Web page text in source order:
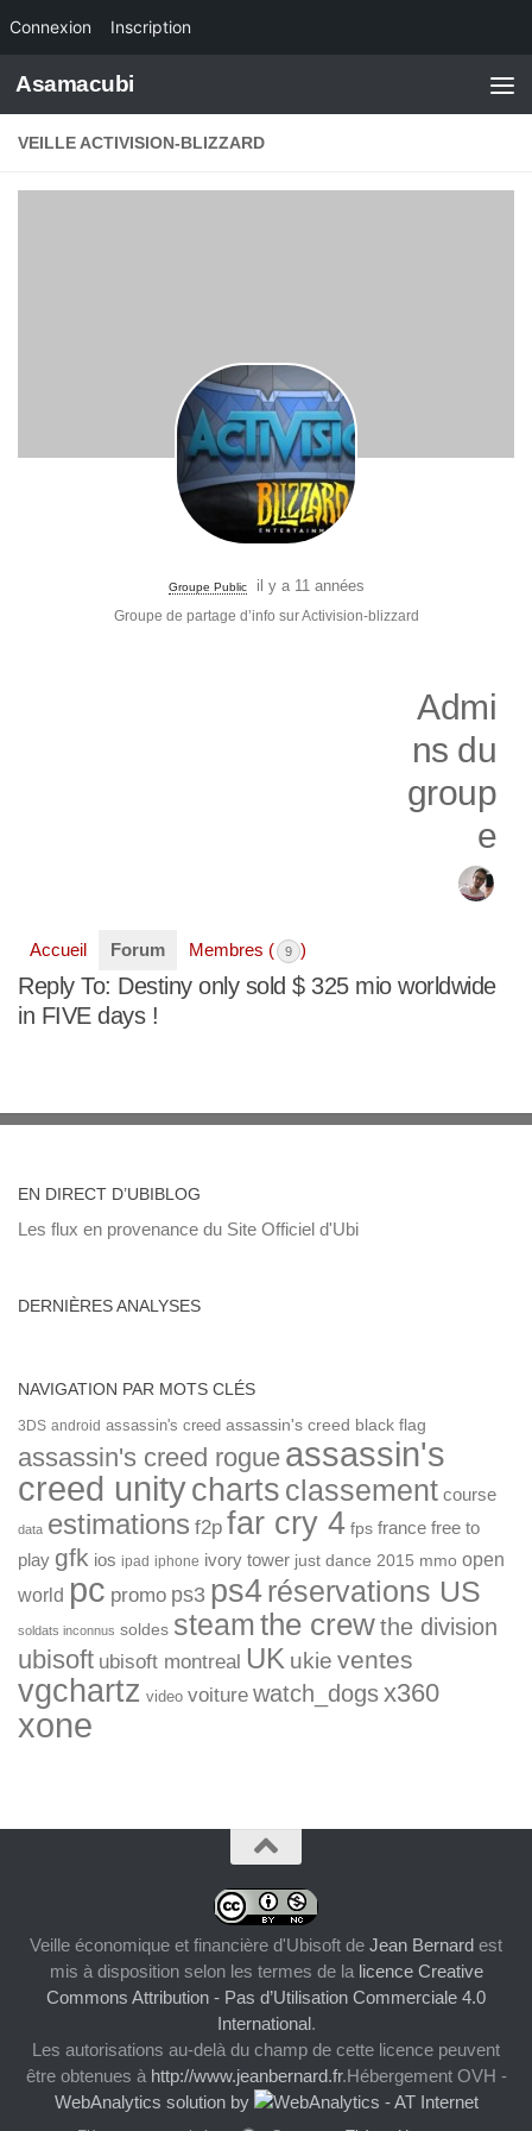
Connexion Inscription
Skip to content
Asamacubi
VEILLE ACTIVISION-BLIZZARD
Groupe Public il y a 11 années
Groupe de partage d’info sur Activision-blizzard
Admi
ns du
group
e
Accueil Forum Membres ( 9 )
Reply To: Destiny only sold $ 325 mio worldwide
in FIVE days !
EN DIRECT D’UBIBLOG
Les flux en provenance du Site Officiel d'Ubi
DERNIÈRES ANALYSES
NAVIGATION PAR MOTS CLÉS
3DS android assassin's creed assassin's creed black flag
assassin's creed rogue assassin's
creed unitycharts classement course
data estimations f2p far cry 4 fps france free to
play gfk ios ipad iphone ivory tower just dance 2015 mmo open
world pc promo ps3 ps4réservations US
soldats inconnus soldes steamthe crewthe division
ubisoft ubisoft montreal UK ukie ventes
vgchartz video voiture watch_dogsx360
xone
Veille économique et financière d'Ubisoft de Jean Bernard est
mis à disposition selon les termes de la licence Creative
Commons Attribution - Pas d’Utilisation Commerciale 4.0
International.
Les autorisations au-delà du champ de cette licence peuvent
être obtenues à http://www.jeanbernard.fr.Hébergement OVH -
WebAnalytics solution by